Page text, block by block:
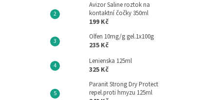
Avizor Saline roztok na
kontaktní čočky 350ml
199 Kč
Olfen 10mg/g gel.1x100g
235 Kč
Lenienska 125ml
325 Kč
Paranit Strong Dry Protect
repel.proti hmyzu 125ml